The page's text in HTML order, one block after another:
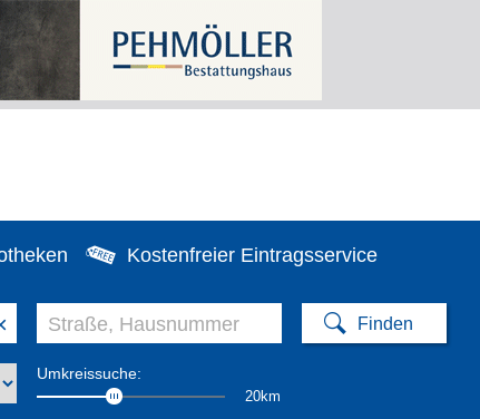
Kostenfreier Eintragsservice
Umkreissuche:
20km